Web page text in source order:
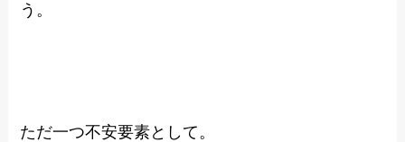
う。
ただ一つ不安要素として。